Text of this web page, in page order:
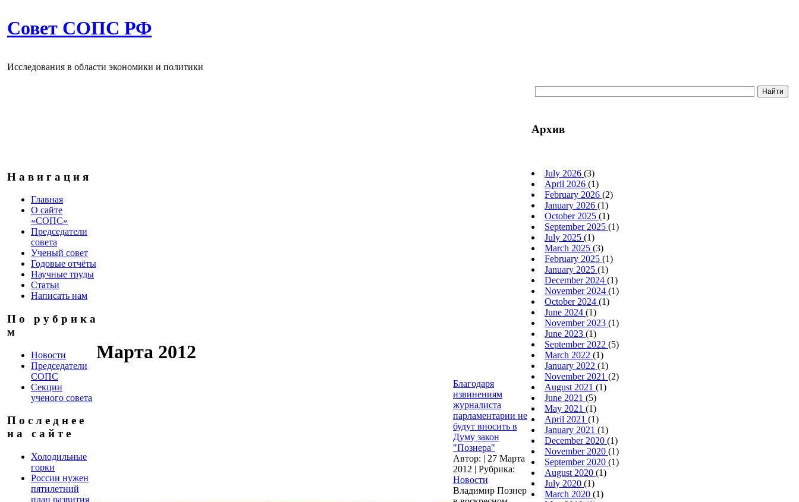
Совет СОПС РФ
Исследования в области экономики и политики
Н а в и г а ц и я
Главная
О сайте
«СОПС»
Председатели
совета
Ученый совет
Годовые отчёты
Научные труды
Статьи
Написать нам
П о р у б р и к а
м
Новости
Председатели
СОПС
Секции
ученого совета
П о с л е д н е е
н а с а й т е
Холодильные
горки
России нужен
пятилетний
план развития
Марта 2012
Благодаря
извинениям
журналиста
парламентарии не
будут вносить в
Думу закон
"Познера"
Автор: | 27 Марта
2012 | Рубрика:
Новости
Владимир Познер
Архив
July 2026 (3)
April 2026 (1)
February 2026 (2)
January 2026 (1)
October 2025 (1)
September 2025 (1)
July 2025 (1)
March 2025 (3)
February 2025 (1)
January 2025 (1)
December 2024 (1)
November 2024 (1)
October 2024 (1)
June 2024 (1)
November 2023 (1)
June 2023 (1)
September 2022 (5)
March 2022 (1)
January 2022 (1)
November 2021 (2)
August 2021 (1)
June 2021 (5)
May 2021 (1)
April 2021 (1)
January 2021 (1)
December 2020 (1)
November 2020 (1)
September 2020 (1)
August 2020 (1)
July 2020 (1)
March 2020 (1)